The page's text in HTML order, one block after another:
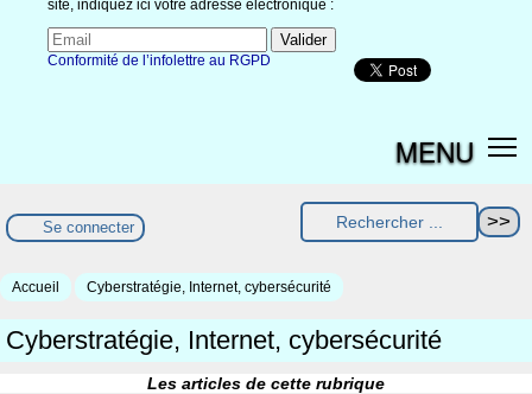
site, indiquez ici votre adresse électronique :
Conformité de l’infolettre au RGPD
MENU
Se connecter
Accueil Cyberstratégie, Internet, cybersécurité
Cyberstratégie, Internet, cybersécurité
Les articles de cette rubrique